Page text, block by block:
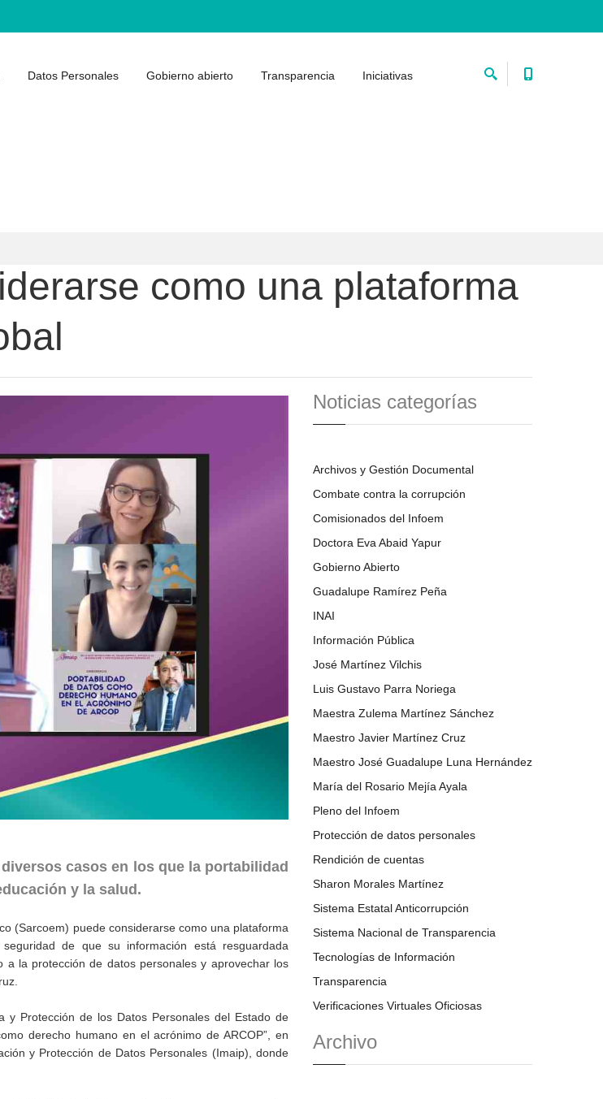
Datos Personales Gobierno abierto Transparencia Iniciativas
como una plataforma
casos en los que la portabilidad
y la salud.
(Sarcoem) puede considerarse como una plataforma
de que su información está resguardada
la protección de datos personales y aprovechar los
y Protección de los Datos Personales del Estado de
derecho humano en el acrónimo de ARCOP”, en
y Protección de Datos Personales (Imaip), donde
Noticias categorías
Archivos y Gestión Documental
Combate contra la corrupción
Comisionados del Infoem
Doctora Eva Abaid Yapur
Gobierno Abierto
Guadalupe Ramírez Peña
INAI
Información Pública
José Martínez Vilchis
Luis Gustavo Parra Noriega
Maestra Zulema Martínez Sánchez
Maestro Javier Martínez Cruz
Maestro José Guadalupe Luna Hernández
María del Rosario Mejía Ayala
Pleno del Infoem
Protección de datos personales
Rendición de cuentas
Sharon Morales Martínez
Sistema Estatal Anticorrupción
Sistema Nacional de Transparencia
Tecnologías de Información
Transparencia
Verificaciones Virtuales Oficiosas
Archivo